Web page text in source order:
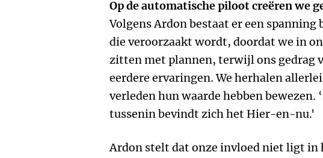
Op de automatische piloot creëren we
Volgens Ardon bestaat er een spanning
die veroorzaakt wordt, doordat we in
zitten met plannen, terwijl ons gedrag
eerdere ervaringen. We herhalen
verleden hun waarde hebben bewezen.
tussenin bevindt zich het Hier-en-nu.'
Ardon stelt dat onze invloed niet ligt in